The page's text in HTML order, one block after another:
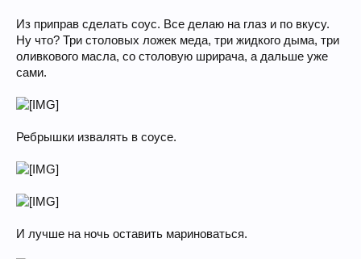
Из приправ сделать соус. Все делаю на глаз и по вкусу.
Ну что? Три столовых ложек меда, три жидкого дыма, три
оливкового масла, со столовую шрирача, а дальше уже
сами.
Ребрышки извалять в соусе.
И лучше на ночь оставить мариноваться.